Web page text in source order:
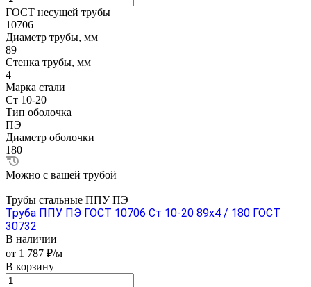
ГОСТ несущей трубы
10706
Диаметр трубы, мм
89
Стенка трубы, мм
4
Марка стали
Ст 10-20
Тип оболочка
ПЭ
Диаметр оболочки
180
Можно с вашей трубой
Трубы стальные ППУ ПЭ
Труба ППУ ПЭ ГОСТ 10706 Ст 10-20 89x4 / 180 ГОСТ
30732
В наличии
от 1 787 ₽/м
В корзину